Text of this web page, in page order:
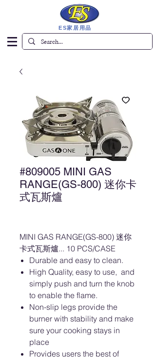
ES家居用品
#809005 MINI GAS
RANGE(GS-800) 迷你卡
式瓦斯爐
MINI GAS RANGE(GS-800) 迷你
卡式瓦斯爐... 10 PCS/CASE
Durable and easy to clean.
High Quality, easy to use, and
simply push and turn the knob
to enable the flame.
Non-slip legs provide the
burner with stability and make
sure your cooking stays in
place
Provides users the best of